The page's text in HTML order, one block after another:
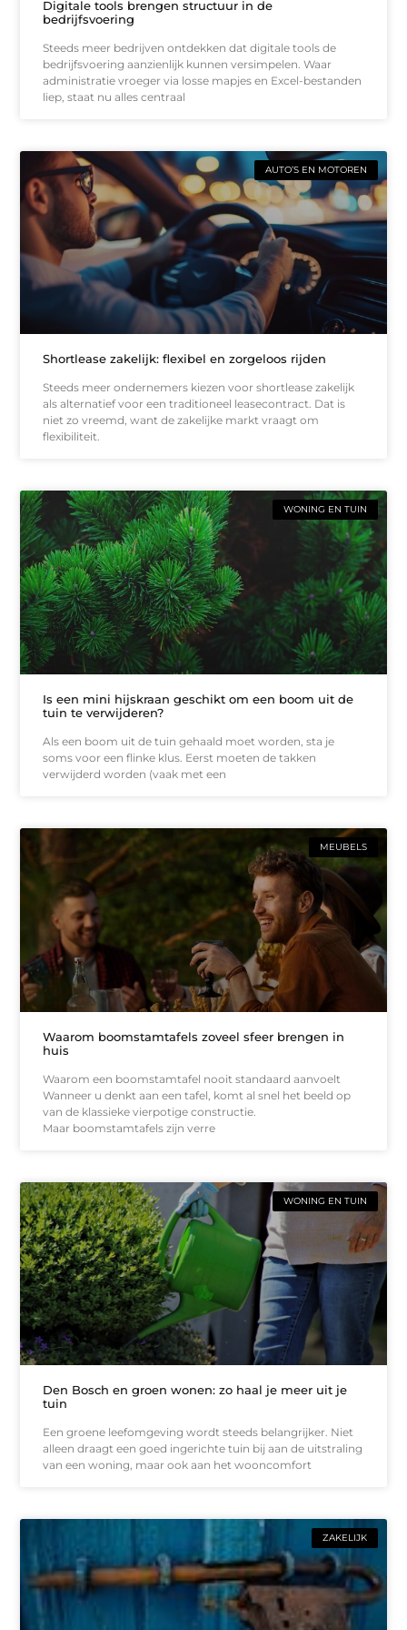
Digitale tools brengen structuur in de
bedrijfsvoering
Steeds meer bedrijven ontdekken dat digitale tools de
bedrijfsvoering aanzienlijk kunnen versimpelen. Waar
administratie vroeger via losse mapjes en Excel-bestanden
liep, staat nu alles centraal
AUTO’S EN MOTOREN
Shortlease zakelijk: flexibel en zorgeloos rijden
Steeds meer ondernemers kiezen voor shortlease zakelijk
als alternatief voor een traditioneel leasecontract. Dat is
niet zo vreemd, want de zakelijke markt vraagt om
flexibiliteit.
WONING EN TUIN
Is een mini hijskraan geschikt om een boom uit de
tuin te verwijderen?
Als een boom uit de tuin gehaald moet worden, sta je
soms voor een flinke klus. Eerst moeten de takken
verwijderd worden (vaak met een
MEUBELS
Waarom boomstamtafels zoveel sfeer brengen in
huis
Waarom een boomstamtafel nooit standaard aanvoelt
Wanneer u denkt aan een tafel, komt al snel het beeld op
van de klassieke vierpotige constructie.
Maar boomstamtafels zijn verre
WONING EN TUIN
Den Bosch en groen wonen: zo haal je meer uit je
tuin
Een groene leefomgeving wordt steeds belangrijker. Niet
alleen draagt een goed ingerichte tuin bij aan de uitstraling
van een woning, maar ook aan het wooncomfort
ZAKELIJK